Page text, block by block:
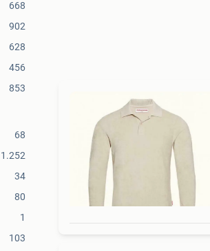
668
902
628
456
853
68
1.252
34
80
1
103